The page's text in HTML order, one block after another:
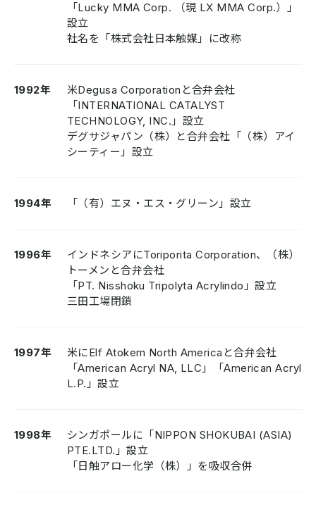
「Lucky MMA Corp. （現 LX MMA Corp.）」
設立
社名を「株式会社日本触媒」に改称
1992年
米Degusa Corporationと合弁会社
「INTERNATIONAL CATALYST
TECHNOLOGY, INC.」設立
デグサジャパン（株）と合弁会社「（株）アイ
シーティー」設立
1994年 「（有）エヌ・エス・グリーン」設立
1996年
インドネシアにToriporita Corporation、（株）
トーメンと合弁会社
「PT. Nisshoku Tripolyta Acrylindo」設立
三田工場閉鎖
1997年
米にElf Atokem North Americaと合弁会社
「American Acryl NA, LLC」「American Acryl
L.P.」設立
1998年
シンガポールに「NIPPON SHOKUBAI (ASIA)
PTE.LTD.」設立
「日触アロー化学（株）」を吸収合併